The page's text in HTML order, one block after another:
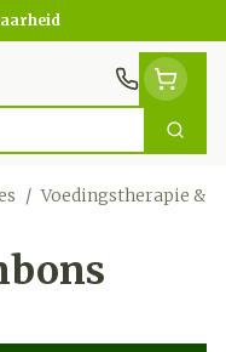
Zoek
/ Voedingstherapie &